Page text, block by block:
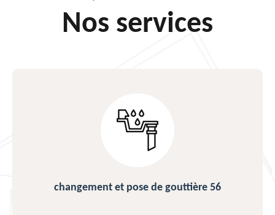
Nos services
changement et pose de gouttière 56